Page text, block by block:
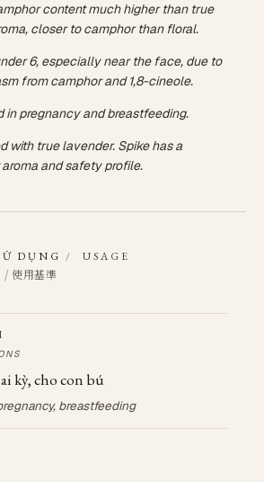
content much higher than true
closer to camphor than floral.
6, especially near the face, due to
from camphor and 1,8-cineole.
in pregnancy and breastfeeding.
with true lavender. Spike has a
and safety profile.
DỤNG /
USAGE
/ 使用基準
kỳ, cho con bú
breastfeeding